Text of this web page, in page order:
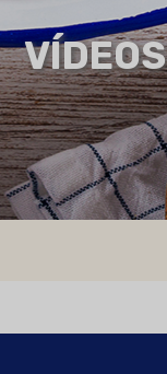
VÍDEOS